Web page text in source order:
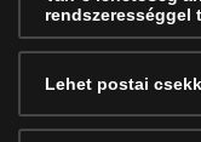
rendszerességgel
Lehet postai